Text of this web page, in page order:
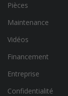
Pièces
Maintenance
Vidéos
Financement
Entreprise
Confidentialité